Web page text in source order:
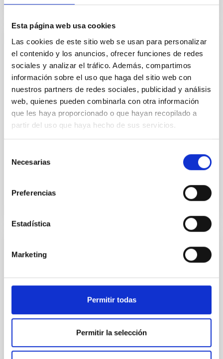
Esta página web usa cookies
Las cookies de este sitio web se usan para personalizar
el contenido y los anuncios, ofrecer funciones de redes
sociales y analizar el tráfico. Además, compartimos
información sobre el uso que haga del sitio web con
nuestros partners de redes sociales, publicidad y análisis
web, quienes pueden combinarla con otra información
que les haya proporcionado o que hayan recopilado a
partir del uso que haya hecho de sus servicios.
Necesarias
Preferencias
Estadística
Marketing
Permitir todas
Permitir la selección
CHARLA
Astronomical Site's Characterization in the
era of Extremely Large Telescopes: an
overview of atmospheric turbulence
monitoring for Adaptive Optics
performance simulations
turbulence...
PUBLICACIÓN
model validation with in situ
measurements at ORM
We present a comparison between in situ
Observatorio del Roque de Los Muchachos.